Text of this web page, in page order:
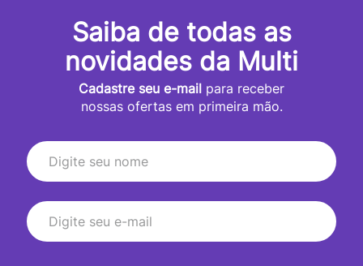
Saiba de todas as
novidades da Multi
Cadastre seu e-mail para receber
nossas ofertas em primeira mão.